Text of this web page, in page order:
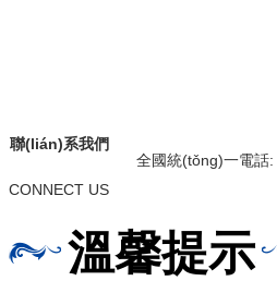
聯(lián)系我們
CONNECT US
全國統(tǒng)一電話:
溫馨提示